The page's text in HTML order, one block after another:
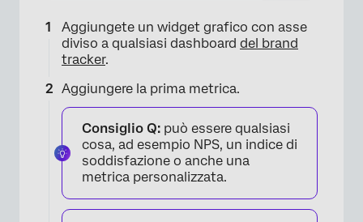
Aggiungete un widget grafico con asse
diviso a qualsiasi dashboard del brand
tracker.
Aggiungere la prima metrica.
Consiglio Q: può essere qualsiasi
cosa, ad esempio NPS, un indice di
soddisfazione o anche una
metrica personalizzata.